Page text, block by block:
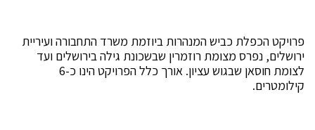
פרויקט הכפלת כביש המנהרות ביוזמת משרד התחבורה ועיריית
ירושלים, נפרס מצומת רוזמרין שבשכונת גילה בירושלים ועד
לצומת חוסאן שבגוש עציון. אורך כלל הפרויקט הינו כ-6
קילומטרים.